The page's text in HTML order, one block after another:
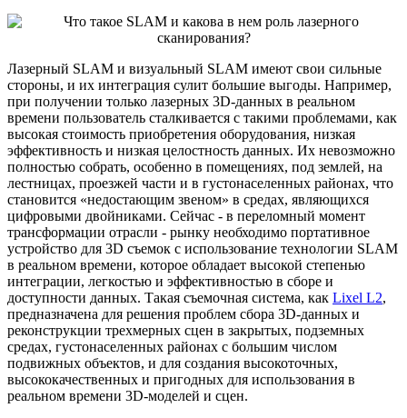
Лазерный SLAM и визуальный SLAM имеют свои сильные
стороны, и их интеграция сулит большие выгоды. Например,
при получении только лазерных 3D-данных в реальном
времени пользователь сталкивается с такими проблемами, как
высокая стоимость приобретения оборудования, низкая
эффективность и низкая целостность данных. Их невозможно
полностью собрать, особенно в помещениях, под землей, на
лестницах, проезжей части и в густонаселенных районах, что
становится «недостающим звеном» в средах, являющихся
цифровыми двойниками. Сейчас - в переломный момент
трансформации отрасли - рынку необходимо портативное
устройство для 3D съемок с использование технологии SLAM
в реальном времени, которое обладает высокой степенью
интеграции, легкостью и эффективностью в сборе и
доступности данных. Такая съемочная система, как Lixel L2,
предназначена для решения проблем сбора 3D-данных и
реконструкции трехмерных сцен в закрытых, подземных
средах, густонаселенных районах с большим числом
подвижных объектов, и для создания высокоточных,
высококачественных и пригодных для использования в
реальном времени 3D-моделей и сцен.